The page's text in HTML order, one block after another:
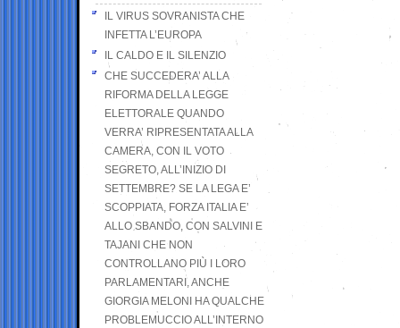
IL VIRUS SOVRANISTA CHE
INFETTA L’EUROPA
IL CALDO E IL SILENZIO
CHE SUCCEDERA’ ALLA
RIFORMA DELLA LEGGE
ELETTORALE QUANDO
VERRA’ RIPRESENTATA ALLA
CAMERA, CON IL VOTO
SEGRETO, ALL’INIZIO DI
SETTEMBRE? SE LA LEGA E’
SCOPPIATA, FORZA ITALIA E’
ALLO SBANDO, CON SALVINI E
TAJANI CHE NON
CONTROLLANO PIÙ I LORO
PARLAMENTARI, ANCHE
GIORGIA MELONI HA QUALCHE
PROBLEMUCCIO ALL’INTERNO